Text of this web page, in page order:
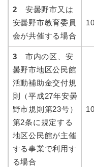
2 安曇野市又は
安曇野市教育委員
会が共催する場合
3 市内の区、安
曇野市地区公民館
活動補助金交付規
則（平成27年安曇
野市規則第23号）
第2条に規定する
地区公民館が主催
する事業で利用す
る場合